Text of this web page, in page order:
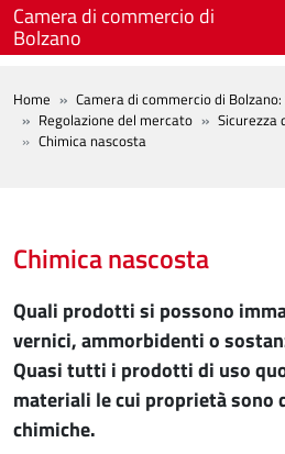
Salta al contenuto principale
Camera di commercio di
Bolzano
BREADCRUMB
Home
Camera di commercio di Bolzano:
Regolazione del mercato
Sicurezza
Chimica nascosta
Chimica nascosta
Quali prodotti si possono
vernici, ammorbidenti o
Quasi tutti i prodotti di uso
materiali le cui proprietà sono
chimiche.